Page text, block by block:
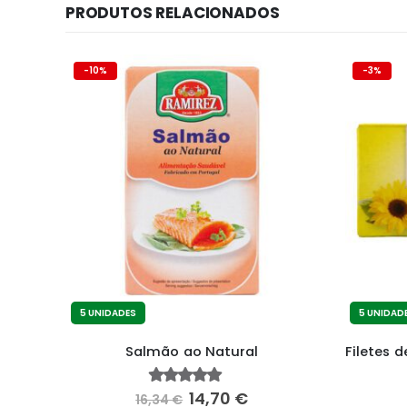
PRODUTOS RELACIONADOS
-10%
5 UNIDADES
Salmão ao Natural
4.85fora de 5
16,34€ 14,70 €
-3%
5